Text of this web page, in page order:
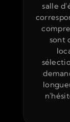
salle
sont